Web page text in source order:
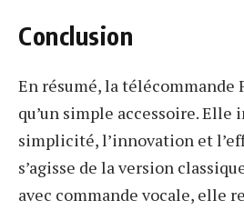
Conclusion
En résumé, la télécommande
qu’un simple accessoire. Elle
simplicité, l’innovation et
s’agisse de la version
avec commande vocale, elle